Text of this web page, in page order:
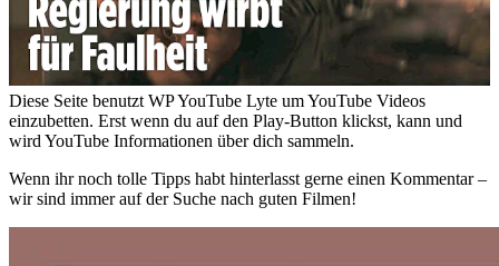
Diese Seite benutzt WP YouTube Lyte um YouTube Videos
einzubetten. Erst wenn du auf den Play-Button klickst, kann und
wird YouTube Informationen über dich sammeln.
Wenn ihr noch tolle Tipps habt hinterlasst gerne einen Kommentar –
wir sind immer auf der Suche nach guten Filmen!